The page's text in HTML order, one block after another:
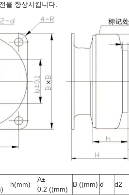
을 향상시킵니다.
h(mm)
A±
0.2 ((mm)
B ((mm) d d2